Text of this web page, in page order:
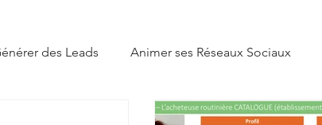
des Leads Animer ses Réseaux Sociaux
Créer sa Marque d'enseigne